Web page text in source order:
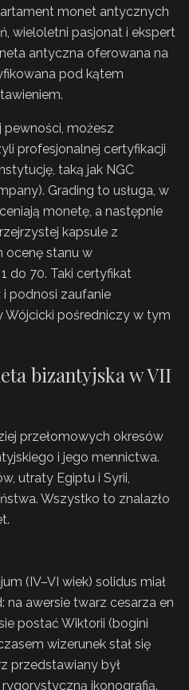
monet antycznych
wieloletni pasjonat i ekspert
antyczna oferowana na
pod kątem
pewności, możesz
profesjonalnej certyfikacji
taką jak NGC
Grading to usługa, w
monetę, a następnie
kapsule z
ocenę stanu w
do 70. Taki certyfikat
i podnosi zaufanie
Wójcicki pośredniczy w tym
bizantyjska w VII
przełomowych okresów
i jego mennictwa.
utraty Egiptu i Syrii,
Wszystko to znalazło
(IV–VI wiek) solidus miał
awersie twarz cesarza en
postać Wiktorii (bogini
wizerunek stał się
przedstawiany był
ikonografią.